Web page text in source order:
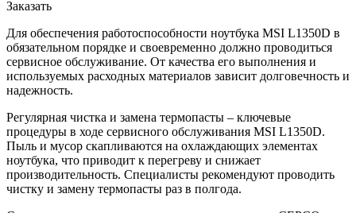
Заказать
Для обеспечения работоспособности ноутбука MSI L1350D в
обязательном порядке и своевременно должно проводиться
сервисное обслуживание. От качества его выполнения и
используемых расходных материалов зависит долговечность и
надежность.
Регулярная чистка и замена термопасты – ключевые
процедуры в ходе сервисного обслуживания MSI L1350D.
Пыль и мусор скапливаются на охлаждающих элементах
ноутбука, что приводит к перегреву и снижает
производительность. Специалисты рекомендуют проводить
чистку и замену термопасты раз в полгода.